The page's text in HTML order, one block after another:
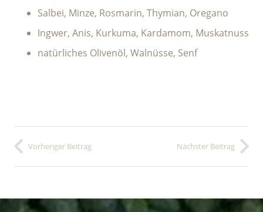
Salbei, Minze, Rosmarin, Thymian, Oregano
Ingwer, Anis, Kurkuma, Kardamom, Muskatnuss
natürliches Olivenöl, Walnüsse, Senf
Vorheriger Beitrag Nächster Beitrag